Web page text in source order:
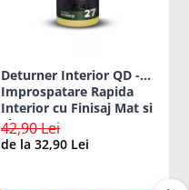
Deturner Interior QD -
Improspatare Rapida
Interior cu Finisaj Mat si
Siguranta pentru Ecrane
LCD 250ml
42,90 Lei
de la 32,90 Lei